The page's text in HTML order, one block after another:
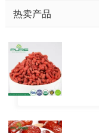
热卖产品